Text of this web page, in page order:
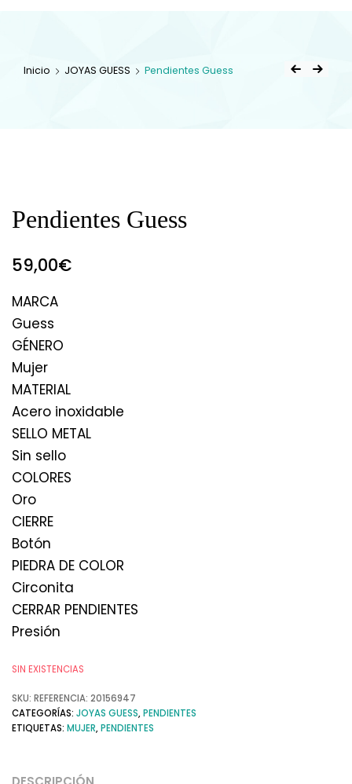
Inicio JOYAS GUESS Pendientes Guess
Pendientes Guess
59,00€
MARCA
Guess
GÉNERO
Mujer
MATERIAL
Acero inoxidable
SELLO METAL
Sin sello
COLORES
Oro
CIERRE
Botón
PIEDRA DE COLOR
Circonita
CERRAR PENDIENTES
Presión
SIN EXISTENCIAS
SKU: REFERENCIA: 20156947
CATEGORÍAS: JOYAS GUESS,PENDIENTES
ETIQUETAS: MUJER,PENDIENTES